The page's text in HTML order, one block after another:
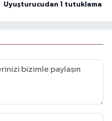
Uyuşturucudan 1 tutuklama